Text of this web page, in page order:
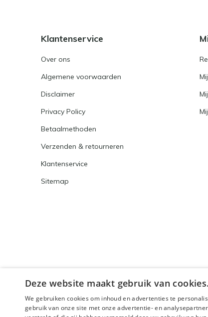
Klantenservice
Over ons
Algemene voorwaarden
Disclaimer
Privacy Policy
Betaalmethoden
Verzenden & retourneren
Klantenservice
Sitemap
Deze website maakt gebruik van cookies.
We gebruiken cookies om inhoud en advertenties te
gebruik van onze site met onze advertentie- en